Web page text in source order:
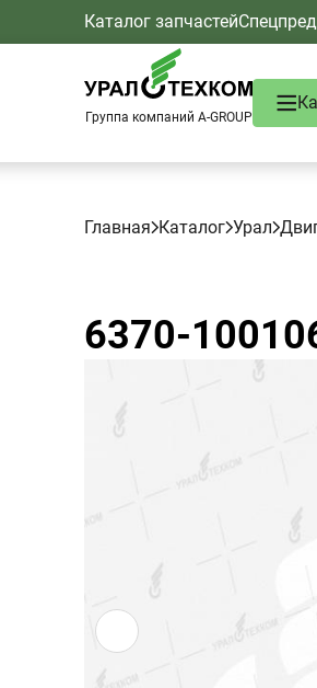
Каталог запчастей
Группа компаний A-GROUP
Главная Каталог Урал
6370-